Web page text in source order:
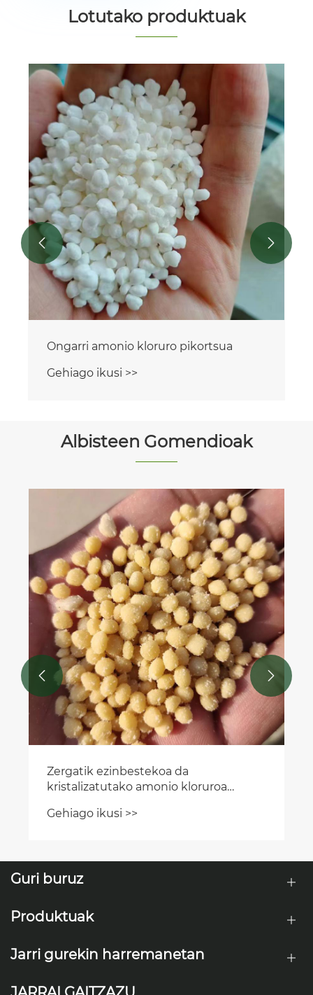
Lotutako produktuak
Ongarri amonio kloruroa laboreetarako
Gehiago ikusi >>
 
Albisteen Gomendioak
Amonio sulfato ongarri:
eraginkortasuna eta funtzioak
Gehiago ikusi >>
 
Guri buruz
Produktuak
Jarri gurekin harremanetan